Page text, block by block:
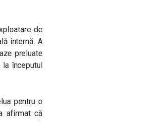
de
internă. A
preluate
începutul
pentru o
afirmat că